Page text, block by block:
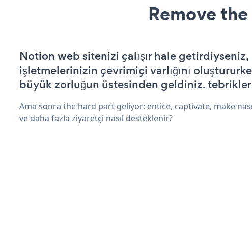
Remove
Notion web sitenizi çalışır hale getirdiyseniz,
işletmelerinizin çevrimiçi varlığını
büyük zorluğun üstesinden geldiniz.
Ama sonra the hard part geliyor: entice, captivate, make
ve daha fazla ziyaretçi nasıl desteklenir?